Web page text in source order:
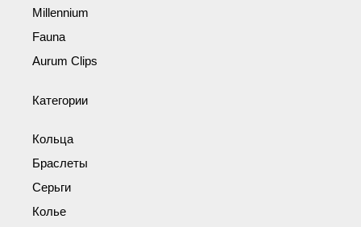
Millennium
Fauna
Aurum Clips
Категории
Кольца
Браслеты
Серьги
Колье